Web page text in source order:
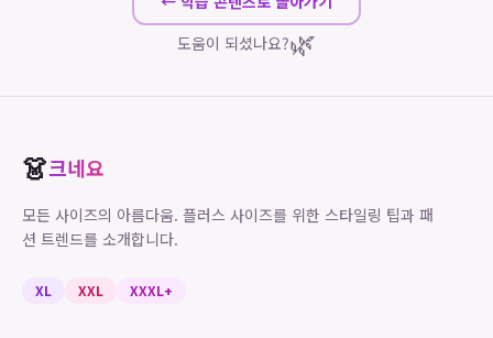
도움이 되셨나요?🌿
👗크네요
모든 사이즈의 아름다움. 플러스 사이즈를 위한 스타일링 팁과 패
션 트렌드를 소개합니다.
XL XXL XXXL+